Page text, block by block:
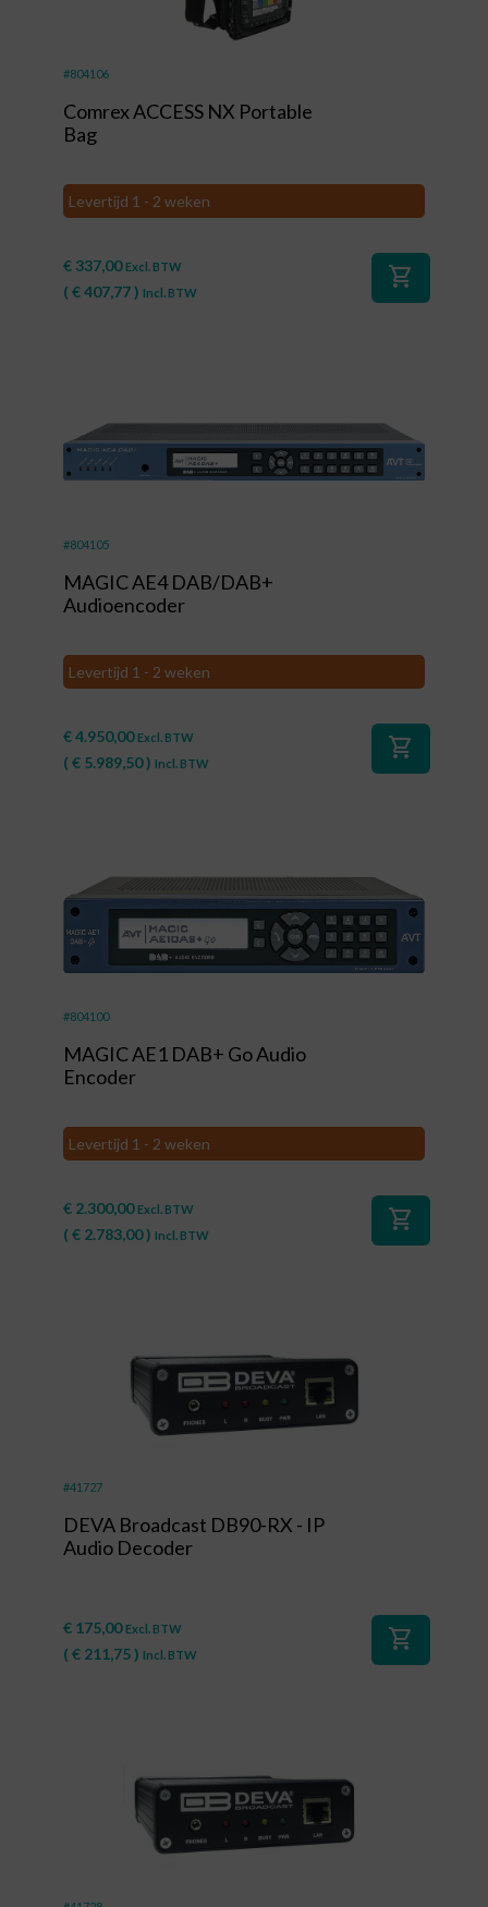
#804106
Comrex ACCESS NX Portable
Bag
Levertijd 1 - 2 weken
€ 337,00 Excl. BTW
( €407,77) Incl. BTW
shopping_cart
#804105
MAGIC AE4 DAB/DAB+
Audioencoder
Levertijd 1 - 2 weken
€4.950,00 Excl. BTW
( € 5.989,50) Incl. BTW
shopping_cart
#804100
MAGIC AE1 DAB+ Go Audio
Encoder
Levertijd 1 - 2 weken
€ 2.300,00 Excl. BTW
( € 2.783,00) Incl. BTW
shopping_cart
#41727
DEVA Broadcast DB90-RX - IP
Audio Decoder
€ 175,00 Excl. BTW
( € 211,75) Incl. BTW
shopping_cart